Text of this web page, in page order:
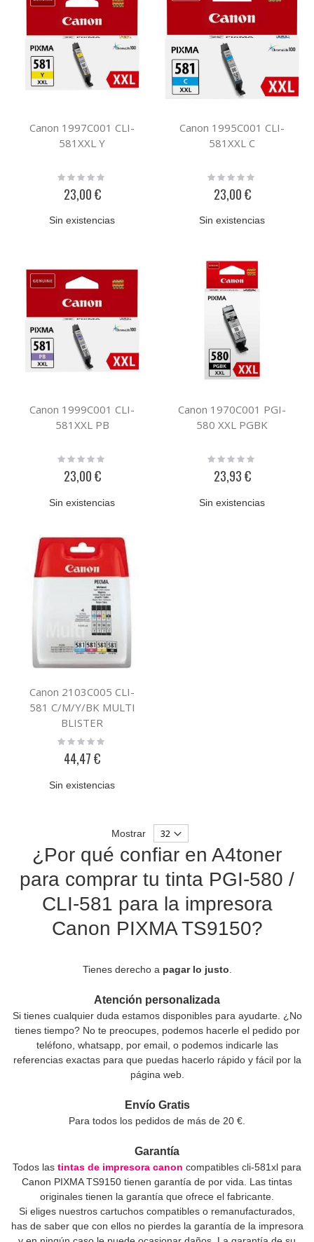
Canon 1997C001 CLI-
581XXL Y
Rating:
23,00 €
Sin existencias
Canon 1995C001 CLI-
581XXL C
Rating:
23,00 €
Sin existencias
Canon 1999C001 CLI-
581XXL PB
Rating:
23,00 €
Sin existencias
Canon 1970C001 PGI-
580 XXL PGBK
Rating:
23,93 €
Sin existencias
Canon 2103C005 CLI-
581 C/M/Y/BK MULTI
BLISTER
Rating:
44,47 €
Sin existencias
Mostrar
¿Por qué confiar en A4toner
para comprar tu tinta PGI-580 /
CLI-581 para la impresora
Canon PIXMA TS9150?
Tienes derecho a pagar lo justo
Atención personalizada
Si tienes cualquier duda estamos disponibles para ayudarte. ¿No
tienes tiempo? No te preocupes, podemos hacerle el pedido por
teléfono, whatsapp, por email, o podemos indicarle las
referencias exactas para que puedas hacerlo rápido y fácil por la
página web.
Envío Gratis
Para todos los pedidos de más de 20 €.
Garantía
Todos las tintas de impresora canon compatibles cli-581xl para
Canon PIXMA TS9150 tienen garantía de por vida. Las tintas
originales tienen la garantía que ofrece el fabricante.
Si eliges nuestros cartuchos compatibles o remanufacturados,
has de saber que con ellos no pierdes la garantía de la impresora